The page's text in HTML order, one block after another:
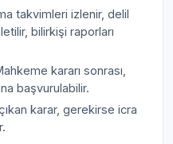
takvimleri izlenir, delil
bilirkişi raporları
kararı sonrası,
başvurulabilir.
karar, gerekirse icra